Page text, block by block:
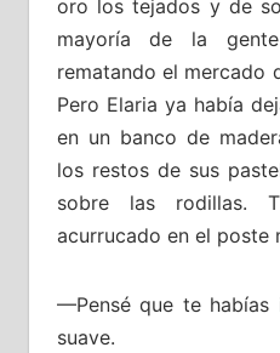
oro los tejados y de
mayoría de la
rematando el mercado
Pero Elaria ya había
en un banco de
los restos de sus
sobre las rodillas.
acurrucado en el poste
—Pensé que te
suave.